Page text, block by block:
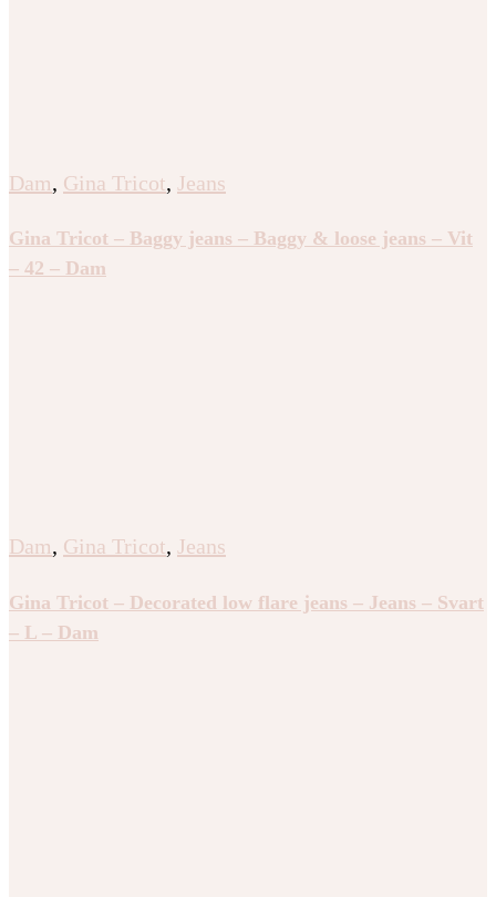
Dam, Gina Tricot, Jeans
Gina Tricot – Baggy jeans – Baggy & loose jeans – Vit
– 42 – Dam
Dam, Gina Tricot, Jeans
Gina Tricot – Decorated low flare jeans – Jeans – Svart
– L – Dam